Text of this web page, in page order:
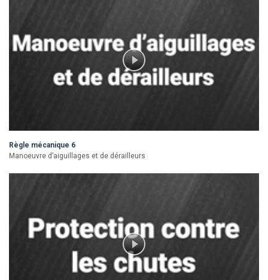
Règle mécanique 6
Manoeuvre d’aiguillages et de dérailleurs